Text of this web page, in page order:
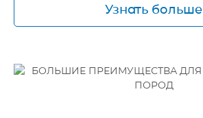
Узнать больше